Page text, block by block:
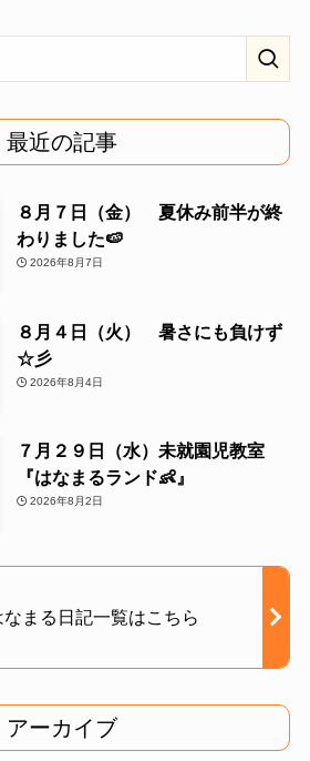
最近の記事
８月７日（金） 夏休み前半が終
わりました🍉
2026年8月7日
８月４日（火） 暑さにも負けず
☆彡
2026年8月4日
７月２９日（水）未就園児教室
『はなまるランド👶』
2026年8月2日
なまる日記一覧はこちら
アーカイブ